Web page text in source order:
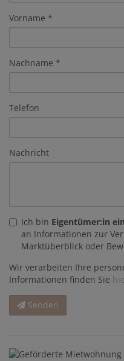
Vorname
Nachname
Telefon
Nachricht
Ich bin Eigentümer:in
an Informationen zur
Marktüberblick oder
Wir verarbeiten Ihre
Informationen finden Sie
Senden